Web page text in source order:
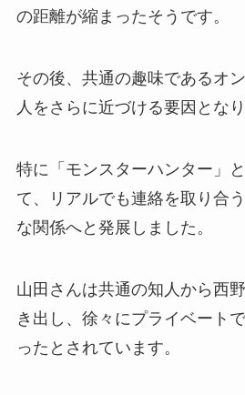
の距離が縮まったそうです。
その後、共通の趣味であるオ
人をさらに近づける要因となり
特に「モンスターハンター」
て、リアルでも連絡を取り合
な関係へと発展しました。
山田さんは共通の知人から西
き出し、徐々にプライベート
ったとされています。